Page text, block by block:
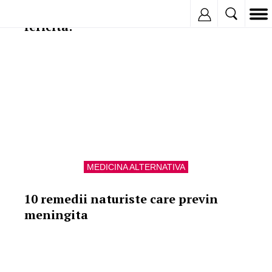
10 trucuri care ne fac viata mai
fericita!
MEDICINA ALTERNATIVA
10 remedii naturiste care previn
meningita